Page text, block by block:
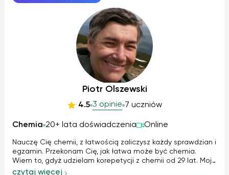
Piotr Olszewski
4.5 3 opinie 7 uczniów
Chemia 20+ lata doświadczenia Online
Nauczę Cię chemii, z łatwością zaliczysz każdy sprawdzian i
egzamin. Przekonam Cię, jak łatwa może być chemia.
Wiem to, gdyż udzielam korepetycji z chemii od 29 lat. Moją
specjalnością jest pomoc w przygotowaniu do matury z
czytaj więcej